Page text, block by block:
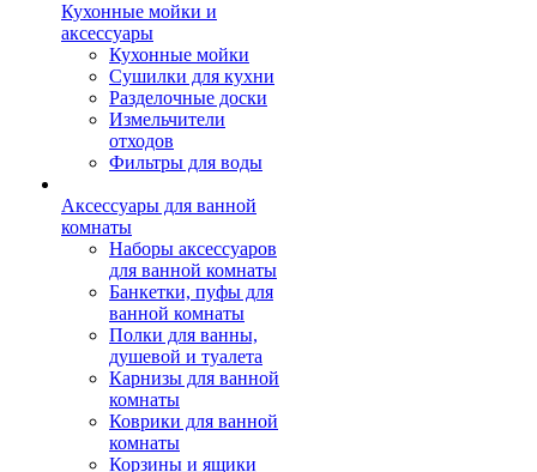
Кухонные мойки и
аксессуары
Кухонные мойки
Сушилки для кухни
Разделочные доски
Измельчители
отходов
Фильтры для воды
Аксессуары для ванной
комнаты
Наборы аксессуаров
для ванной комнаты
Банкетки, пуфы для
ванной комнаты
Полки для ванны,
душевой и туалета
Карнизы для ванной
комнаты
Коврики для ванной
комнаты
Корзины и ящики